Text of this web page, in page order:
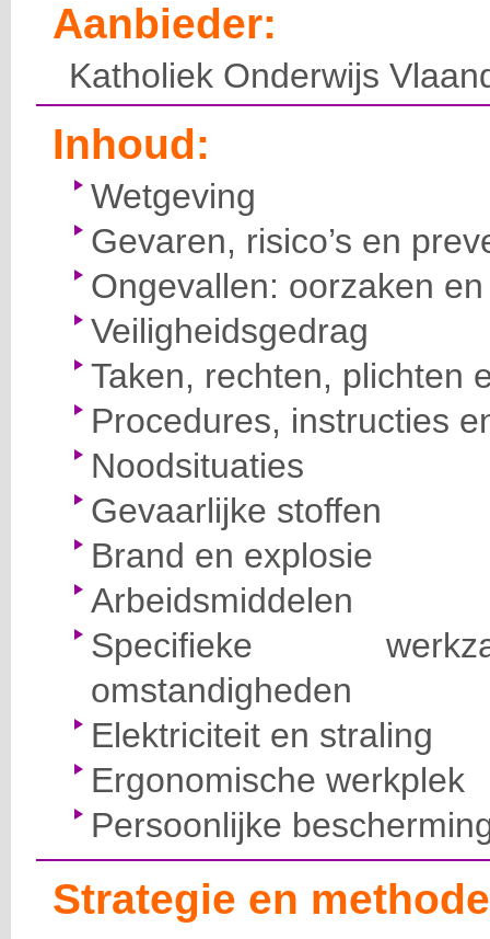
Aanbieder:
Katholiek Onderwijs
Inhoud:
Wetgeving
Gevaren, risico’s en
Ongevallen: oorzaken
Veiligheidsgedrag
Taken, rechten, plichten
Procedures, instructies
Noodsituaties
Gevaarlijke stoffen
Brand en explosie
Arbeidsmiddelen
Specifieke
omstandigheden
Elektriciteit en straling
Ergonomische werkplek
Persoonlijke
Strategie en